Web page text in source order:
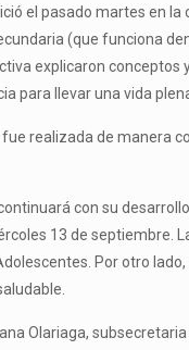
el pasado martes en
(que funciona
explicaron
para llevar una vida
realizada de manera
con su
13 de septiembre.
Por otro
Olariaga,